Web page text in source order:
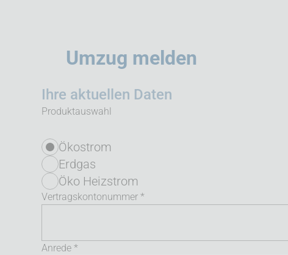
Umzug melden
Ihre aktuellen Daten
Produktauswahl
Ökostrom
Erdgas
Öko Heizstrom
Vertragskontonummer *
Anrede *